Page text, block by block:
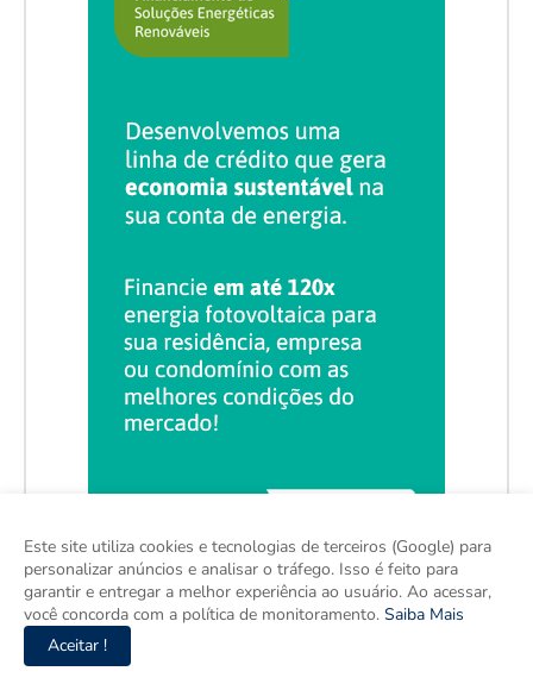
Este site utiliza cookies e tecnologias de terceiros (Google) para
personalizar anúncios e analisar o tráfego. Isso é feito para
garantir e entregar a melhor experiência ao usuário. Ao acessar,
você concorda com a política de monitoramento. Saiba Mais
Aceitar !